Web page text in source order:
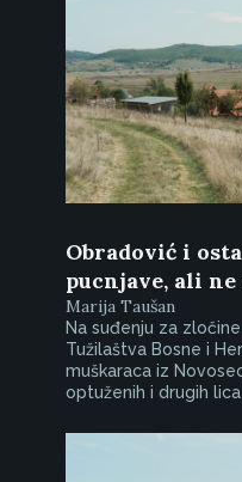
Obradović i
pucnjave, ali
Marija Taušan
Na suđenju za
Tužilaštva Bosne i
muškaraca iz
optuženih i drugih lica